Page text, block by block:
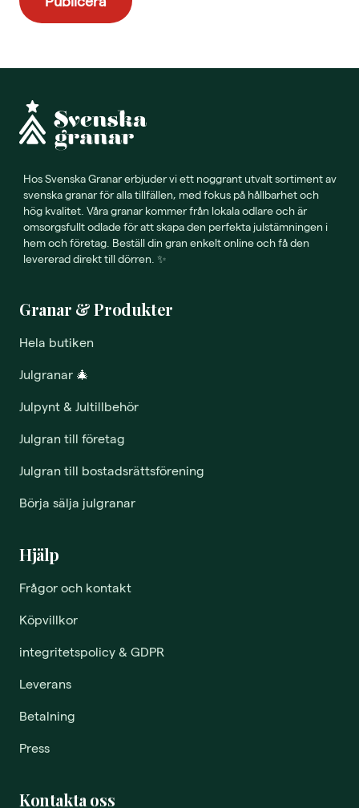
Hos Svenska Granar erbjuder vi ett noggrant utvalt sortiment av
svenska granar för alla tillfällen, med fokus på hållbarhet och
hög kvalitet. Våra granar kommer från lokala odlare och är
omsorgsfullt odlade för att skapa den perfekta julstämningen i
hem och företag. Beställ din gran enkelt online och få den
levererad direkt till dörren. ✨
Granar & Produkter
Hela butiken
Julgranar 🎄
Julpynt & Jultillbehör
Julgran till företag
Julgran till bostadsrättsförening
Börja sälja julgranar
Hjälp
Frågor och kontakt
Köpvillkor
integritetspolicy & GDPR
Leverans
Betalning
Press
Kontakta oss